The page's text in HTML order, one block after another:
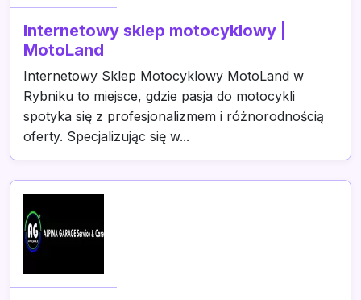
Internetowy sklep motocyklowy |
MotoLand
Internetowy Sklep Motocyklowy MotoLand w
Rybniku to miejsce, gdzie pasja do motocykli
spotyka się z profesjonalizmem i różnorodnością
oferty. Specjalizując się w...